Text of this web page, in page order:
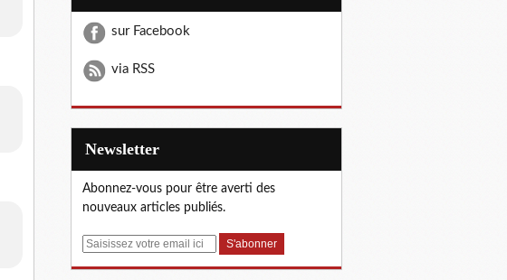
sur Facebook
via RSS
Newsletter
Abonnez-vous pour être averti des
nouveaux articles publiés.
E